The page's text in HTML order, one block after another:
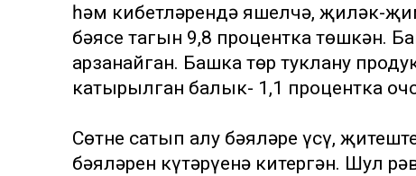
һәм кибетләрендә яшелчә, җиләк-
бәясе тагын 9,8 процентка төшкән.
арзанайган. Башка төр туклану
катырылган балык- 1,1 процентка
Сөтне сатып алу бәяләре үсү,
бәяләрен күтәрүенә китергән. Шул